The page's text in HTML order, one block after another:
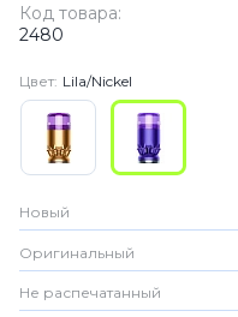
Код товара:
2480
Цвет: Lila/Nickel
Новый
Оригинальный
Не распечатанный